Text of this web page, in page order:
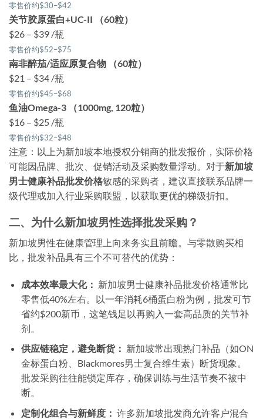
零售价约$30–$42
关节胶原蛋白+UC-II （60粒）
$26 – $39 /瓶
零售价约$52–$75
南非醉茄/适应原复合物 （60粒）
$21 – $34 /瓶
零售价约$45–$68
鱼油Omega-3 （1000mg, 120粒）
$16 – $25 /瓶
零售价约$32–$48
注意：以上为新加坡本地授权分销商的批发报价，实际价格
可能因品牌、批次、促销活动及采购数量浮动。对于新加坡
男士健康补品批发价格敏感的采购者，建议直接联系品牌一
级代理或加入行业采购联盟，以获取更优的梯级折扣。
二、为什么新加坡男性选择批发采购？
新加坡男性在健康管理上向来务实且前瞻。与零散购买相
比，批发补品具有三个不可替代的优势：
成本效率最大化： 新加坡男士健康补品批发价格通常比
零售低40%左右。以一年消耗6桶蛋白粉为例，批发可节
省约$200新币，这笔钱足以再购入一套高品质的关节补
剂。
供应链稳定，避免断货： 新加坡常出现热门补品（如ON
金标蛋白粉、Blackmores男士复合维生素）断货现象。
批发采购往往能锁定库存，确保训练与生活节奏不被中
断。
定制化组合与新鲜度： 许多新加坡批发商允许客户混合